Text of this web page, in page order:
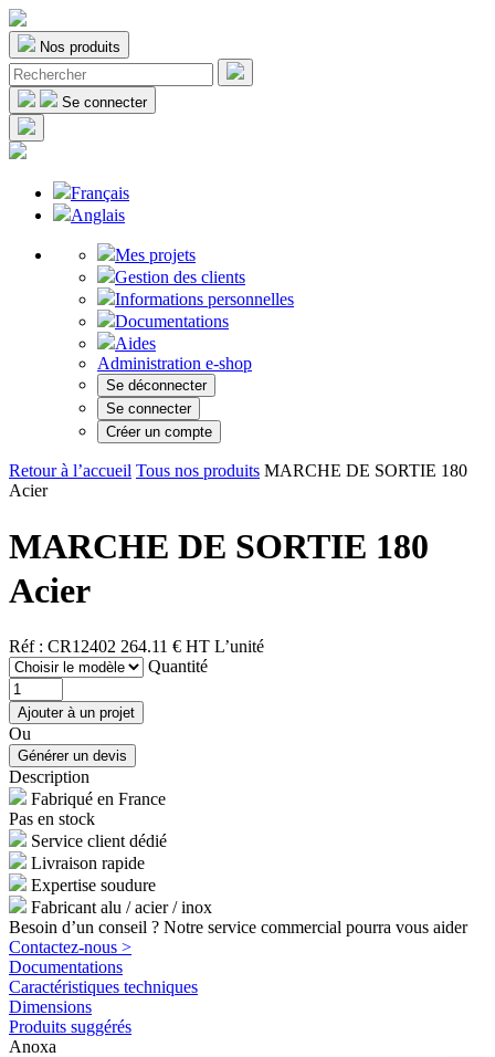
Nos produits
Se connecter
Français
Anglais
Mes projets
Gestion des clients
Informations personnelles
Documentations
Aides
Administration e-shop
Se déconnecter
Se connecter
Créer un compte
Retour à l’accueil Tous nos produits MARCHE DE SORTIE 180
Acier
MARCHE DE SORTIE 180
Acier
Réf : CR12402 264.11 € HT L’unité
Quantité
Ou
Description
Fabriqué en France
Pas en stock
Service client dédié
Livraison rapide
Expertise soudure
Fabricant alu / acier / inox
Besoin d’un conseil ? Notre service commercial pourra vous aider
Contactez-nous >
Documentations
Caractéristiques techniques
Dimensions
Produits suggérés
Anoxa